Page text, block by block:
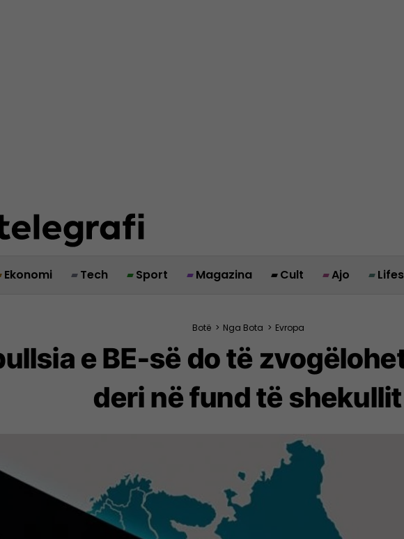
Ekonomi Tech Sport Magazina Cult Ajo
Botë > Nga Bota > Evropa
e BE-së do të
deri në fund të shekullit